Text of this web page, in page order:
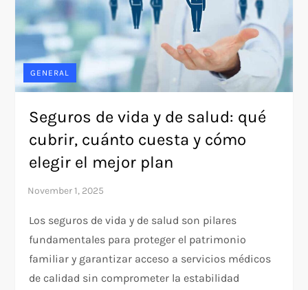
GENERAL
Seguros de vida y de salud: qué
cubrir, cuánto cuesta y cómo
elegir el mejor plan
Los seguros de vida y de salud son pilares
fundamentales para proteger el patrimonio
familiar y garantizar acceso a servicios médicos
de calidad sin comprometer la estabilidad